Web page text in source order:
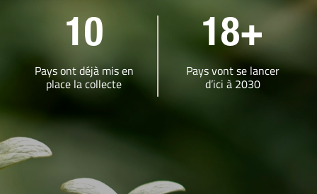
10
Pays ont déjà mis en
place la collecte
18+
Pays vont se lancer
d’ici à 2030